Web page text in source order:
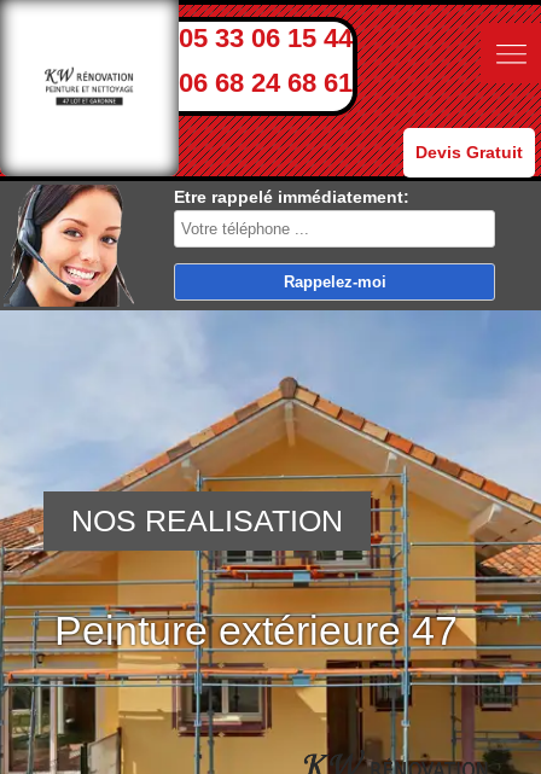
05 33 06 15 44
06 68 24 68 61
Devis Gratuit
Etre rappelé immédiatement:
Peinture extérieure 47
NOS REALISATION